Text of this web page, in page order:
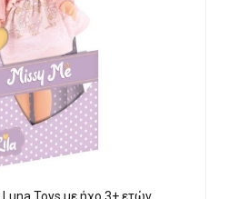
Τοys με ήχο 3+ ετών